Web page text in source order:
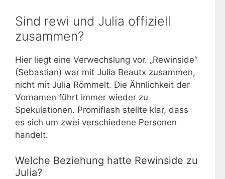
Sind rewi und Julia offiziell
zusammen?
Hier liegt eine Verwechslung vor. „Rewinside“
(Sebastian) war mit Julia Beautx zusammen,
nicht mit Julia Römmelt. Die Ähnlichkeit der
Vornamen führt immer wieder zu
Spekulationen. Promiflash stellte klar, dass
es sich um zwei verschiedene Personen
handelt.
Welche Beziehung hatte Rewinside zu
Julia?